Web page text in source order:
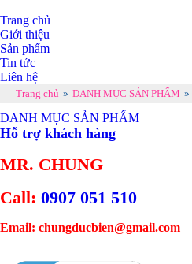
Trang chủ
Giới thiệu
Sản phẩm
Tin tức
Liên hệ
Trang chủ » DANH MỤC SẢN PHẨM »
DANH MỤC SẢN PHẨM
Hỗ trợ khách hàng
MR. CHUNG
Call: 0907 051 510
Email: chungducbien@gmail.com